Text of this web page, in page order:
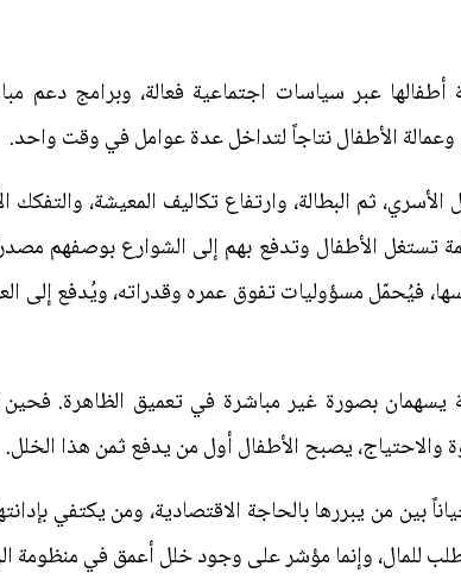
عبر سياسات اجتماعية فعالة، وبرامج دعم
الأطفال نتاجاً لتداخل عدة عوامل في وقت واحد.
ثم البطالة، وارتفاع تكاليف المعيشة،
الأطفال وتدفع بهم إلى الشوارع بوصفهم
فيُحمّل مسؤوليات تفوق عمره وقدراته، ويُدفع إلى
يسهمان بصورة غير مباشرة في تعميق الظاهرة.
يصبح الأطفال أول من يدفع ثمن هذا الخلل.
من يبررها بالحاجة الاقتصادية، ومن يكتفي
للمال، وإنما مؤشر على وجود خلل أعمق في منظومة